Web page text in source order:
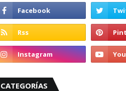
CATEGORÍAS